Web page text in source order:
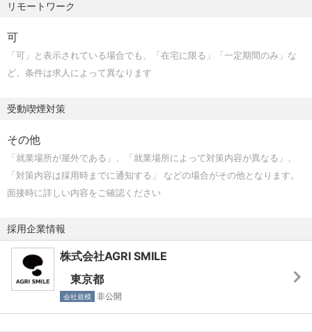
リモートワーク
可
「可」と表示されている場合でも、「在宅に限る」「一定期間のみ」な
ど、条件は求人によって異なります
受動喫煙対策
その他
「就業場所が屋外である」、「就業場所によって対策内容が異なる」、
「対策内容は採用時までに通知する」 などの場合がその他となります。
面接時に詳しい内容をご確認ください
採用企業情報
株式会社AGRI SMILE
東京都
会社規模 非公開